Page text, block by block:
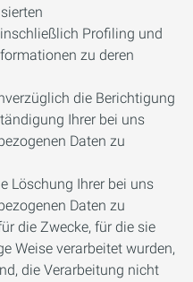
Profiling und
zu deren
die Berichtigung
Ihrer bei uns
Daten zu
Löschung Ihrer bei uns
Daten zu
die Zwecke, für die sie
Weise verarbeitet wurden,
die Verarbeitung nicht